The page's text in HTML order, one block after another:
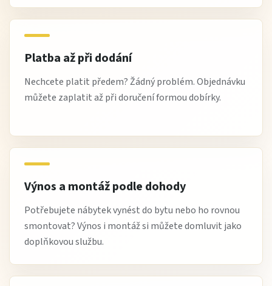
Platba až při dodání
Nechcete platit předem? Žádný problém. Objednávku
můžete zaplatit až při doručení formou dobírky.
Výnos a montáž podle dohody
Potřebujete nábytek vynést do bytu nebo ho rovnou
smontovat? Výnos i montáž si můžete domluvit jako
doplňkovou službu.